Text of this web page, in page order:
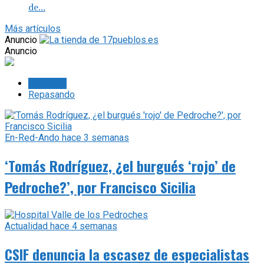
de...
Más artículos
Anuncio
Anuncio
Repasando
En-Red-Ando hace 3 semanas
‘Tomás Rodríguez, ¿el burgués ‘rojo’ de
Pedroche?’, por Francisco Sicilia
Actualidad hace 4 semanas
CSIF denuncia la escasez de especialistas